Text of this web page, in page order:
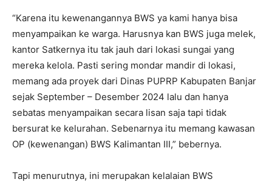
“Karena itu kewenangannya BWS ya kami hanya bisa
menyampaikan ke warga. Harusnya kan BWS juga melek,
kantor Satkernya itu tak jauh dari lokasi sungai yang
mereka kelola. Pasti sering mondar mandir di lokasi,
memang ada proyek dari Dinas PUPRP Kabupaten Banjar
sejak September – Desember 2024 lalu dan hanya
sebatas menyampaikan secara lisan saja tapi tidak
bersurat ke kelurahan. Sebenarnya itu memang kawasan
OP (kewenangan) BWS Kalimantan III,” bebernya.
Tapi menurutnya, ini merupakan kelalaian BWS